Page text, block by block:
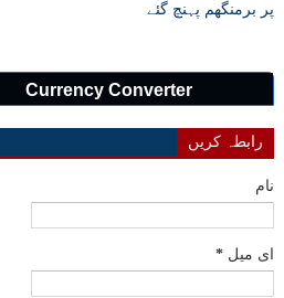
پر برمنگھم پہنچ گئے
Currency Converter
رابطہ کریں
نام
ای میل *